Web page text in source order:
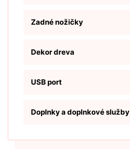
Zadné nožičky
Dekor dreva
USB port
Doplnky a doplnkové služby